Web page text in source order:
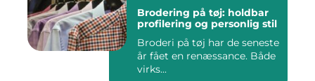
Brodering på tøj: holdbar
profilering og personlig stil
Broderi på tøj har de seneste
år fået en renæssance. Både
virks...